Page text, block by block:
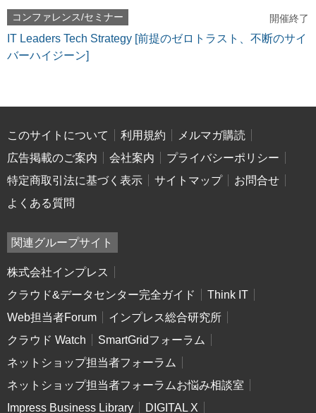
コンファレンス/セミナー 開催終了
IT Leaders Tech Strategy [前提のゼロトラスト、不断のサイ
バーハイジーン]
このサイトについて 利用規約
メルマガ購読
広告掲載のご案内
会社案内
プライバシーポリシー
特定商取引法に基づく表示
サイトマップ
お問合せ
よくある質問
関連グループサイト
株式会社インプレス
クラウド&データセンター完全ガイド
Think IT
Web担当者Forum
インプレス総合研究所
クラウド Watch
SmartGridフォーラム
ネットショップ担当者フォーラム
ネットショップ担当者フォーラムお悩み相談室
Impress Business Library
DIGITAL X